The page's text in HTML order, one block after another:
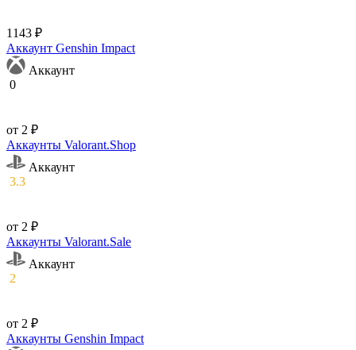
1143 ₽
Аккаунт Genshin Impact
Аккаунт
0
от 2 ₽
Аккаунты Valorant.Shop
Аккаунт
3.3
от 2 ₽
Аккаунты Valorant.Sale
Аккаунт
2
от 2 ₽
Аккаунты Genshin Impact